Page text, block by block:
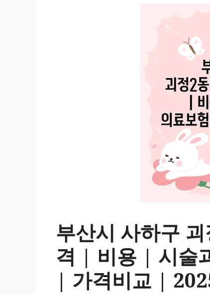
부산시 사하구
격 | 비용 | 시술
| 가격비교 |